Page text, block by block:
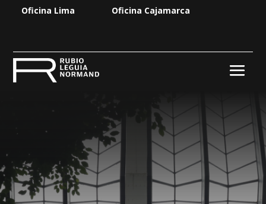
Oficina Lima Oficina Cajamarca